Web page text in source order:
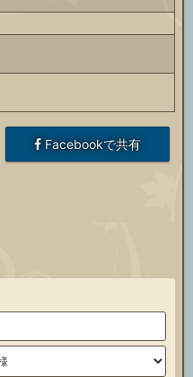
Facebookで共有